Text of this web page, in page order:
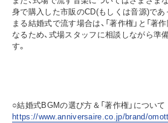
身で購入した市販のCD(もしくは音源)で
まる結婚式で流す場合は、「著作権」と「著
なるため、式場スタッフに相談しながら準
す。
○結婚式BGMの選び方＆「著作権」について
https://www.anniversaire.co.jp/brand/